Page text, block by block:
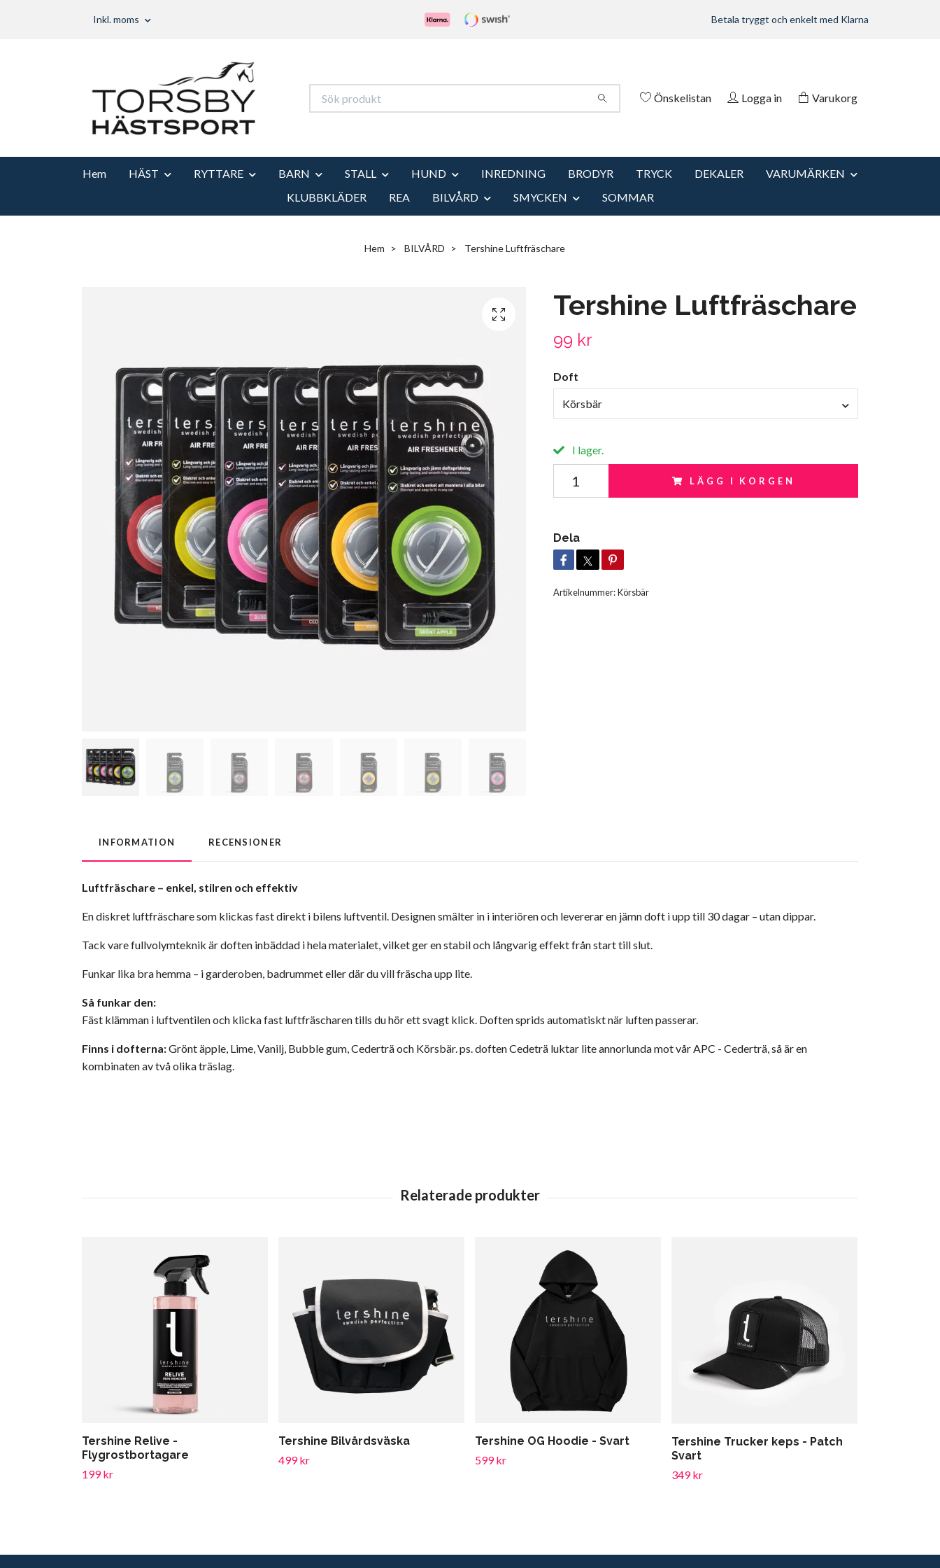
Inkl. moms Betala tryggt och enkelt med Klarna
Önskelistan Logga in Varukorg
Hem HÄST RYTTARE BARN STALL HUND INREDNING BRODYR TRYCK DEKALER
VARUMÄRKEN
KLUBBKLÄDER
REA BILVÅRD SMYCKEN SOMMAR
Hem BILVÅRD Tershine Luftfräschare
Tershine Luftfräschare
99 kr
Doft
Körsbär
I lager.
LÄGG I KORGEN
Dela
Artikelnummer:Körsbär
INFORMATION RECENSIONER
Luftfräschare – enkel, stilren och effektiv
En diskret luftfräschare som klickas fast direkt i bilens luftventil. Designen smälter in i interiören och levererar en jämn doft i upp till 30 dagar – utan dippar.
Tack vare fullvolymteknik är doften inbäddad i hela materialet, vilket ger en stabil och långvarig effekt från start till slut.
Funkar lika bra hemma – i garderoben, badrummet eller där du vill fräscha upp lite.
Så funkar den:
Fäst klämman i luftventilen och klicka fast luftfräscharen tills du hör ett svagt klick. Doften sprids automatiskt när luften passerar.
Finns i dofterna:Grönt äpple, Lime, Vanilj, Bubble gum, Cederträ och Körsbär. ps. doften Cedeträ luktar lite annorlunda mot vår APC - Cederträ, så är en
kombinaten av två olika träslag.
Tershine Relive -
Flygrostbortagare
199 kr
Tershine Bilvårdsväska
499 kr
Tershine OG Hoodie - Svart
599 kr
Tershine Trucker keps - Patch
Svart
349 kr